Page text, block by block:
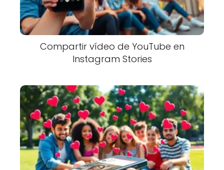
Compartir vídeo de YouTube en
Instagram Stories